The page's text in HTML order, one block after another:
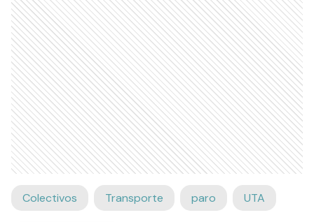
Colectivos Transporte paro UTA